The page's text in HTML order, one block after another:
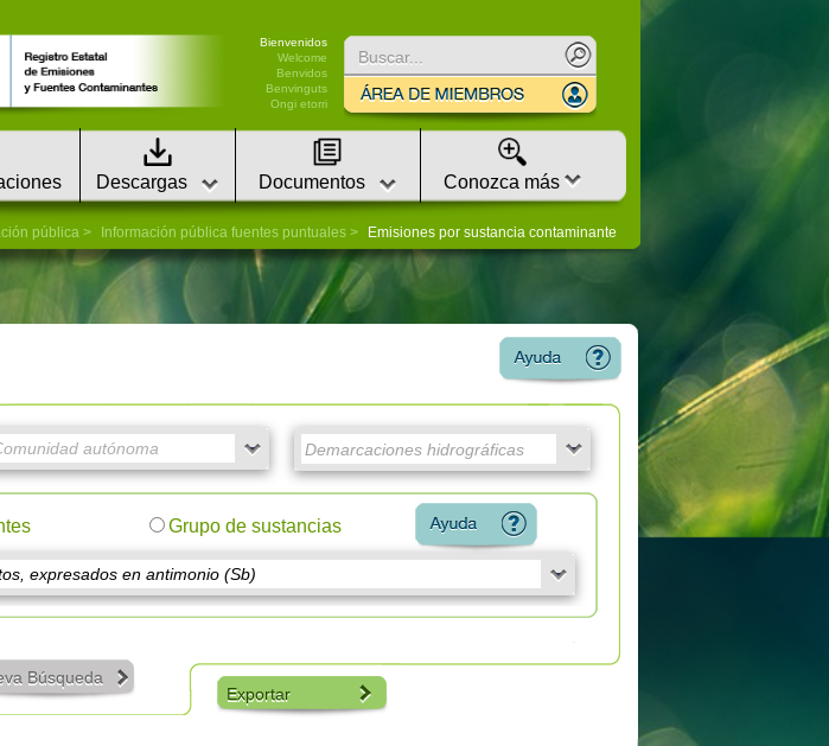
Bienvenidos
Welcome
Benvidos
Benvinguts
Ongi etorri
Descargas Documentos Conozca más
pública Información pública fuentes puntuales Emisiones por sustancia contaminante
Grupo de sustancias
Búsqueda
Exportar